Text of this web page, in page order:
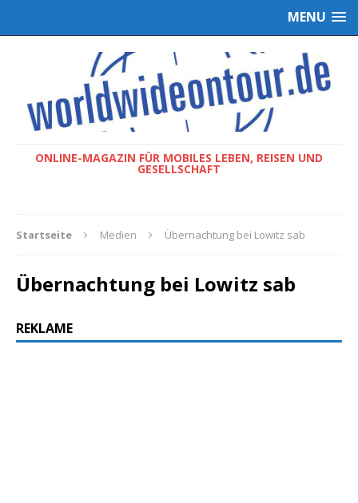
MENU
ONLINE-MAGAZIN FÜR MOBILES LEBEN, REISEN UND
GESELLSCHAFT
Startseite Medien Übernachtung bei Lowitz sab
Übernachtung bei Lowitz sab
REKLAME